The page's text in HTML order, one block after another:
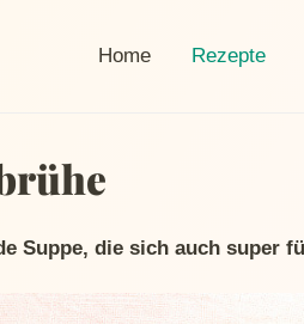
Home Current page:
Rezepte
Suppe, die sich auch super